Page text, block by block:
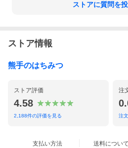
ストアに質問を
ストア情報
熊手のはちみつ
ストア評価
4.58
2,188件の評価を見る
注
注
支払い方法 送料について